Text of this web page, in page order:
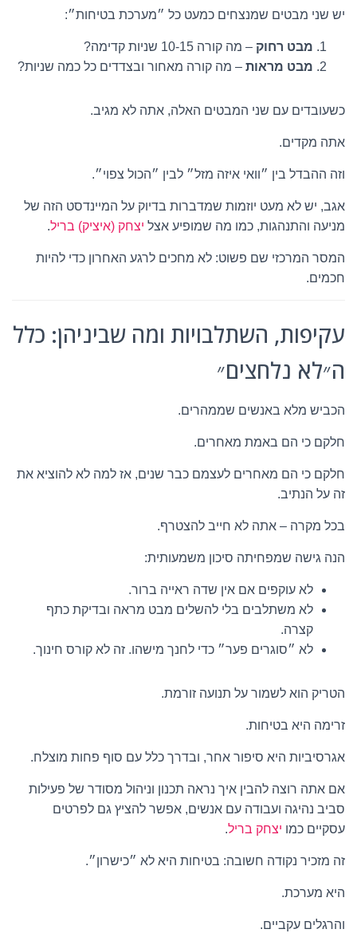
יש שני מבטים שמנצחים כמעט כל ״מערכת בטיחות״:
מבט רחוק – מה קורה 10-15 שניות קדימה?
מבט מראות – מה קורה מאחור ובצדדים כל כמה שניות?
כשעובדים עם שני המבטים האלה, אתה לא מגיב.
אתה מקדים.
וזה ההבדל בין ״וואי איזה מזל״ לבין ״הכול צפוי״.
אגב, יש לא מעט יוזמות שמדברות בדיוק על המיינדסט הזה של
מניעה והתנהגות, כמו מה שמופיע אצל יצחק (איציק) בריל.
המסר המרכזי שם פשוט: לא מחכים לרגע האחרון כדי להיות
חכמים.
עקיפות, השתלבויות ומה שביניהן: כלל
ה״לא נלחצים״
הכביש מלא באנשים שממהרים.
חלקם כי הם באמת מאחרים.
חלקם כי הם מאחרים לעצמם כבר שנים, אז למה לא להוציא את
זה על הנתיב.
בכל מקרה – אתה לא חייב להצטרף.
הנה גישה שמפחיתה סיכון משמעותית:
לא עוקפים אם אין שדה ראייה ברור.
לא משתלבים בלי להשלים מבט מראה ובדיקת כתף
קצרה.
לא ״סוגרים פער״ כדי לחנך מישהו. זה לא קורס חינוך.
הטריק הוא לשמור על תנועה זורמת.
זרימה היא בטיחות.
אגרסיביות היא סיפור אחר, ובדרך כלל עם סוף פחות מוצלח.
אם אתה רוצה להבין איך נראה תכנון וניהול מסודר של פעילות
סביב נהיגה ועבודה עם אנשים, אפשר להציץ גם לפרטים
עסקיים כמו יצחק בריל.
זה מזכיר נקודה חשובה: בטיחות היא לא ״כישרון״.
היא מערכת.
והרגלים עקביים.